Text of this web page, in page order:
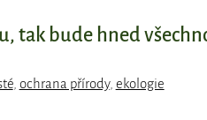
tak bude hned
, ochrana přírody, ekologie